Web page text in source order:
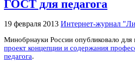
ГОСТ для педагога
19 февраля 2013 Интернет-журнал
Минобрнауки России опубликовало
проект концепции и содержания
педагога.